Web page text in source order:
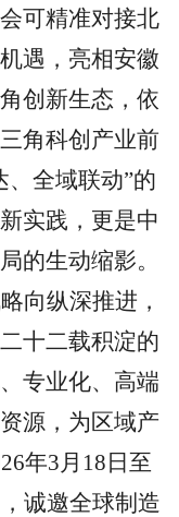
可精准对接北
遇，亮相安徽
创新生态，依
角科创产业前
、全域联动”的
实践，更是中
的生动缩影。
向纵深推进，
十二载积淀的
专业化、高端
源，为区域产
年3月18日至
诚邀全球制造